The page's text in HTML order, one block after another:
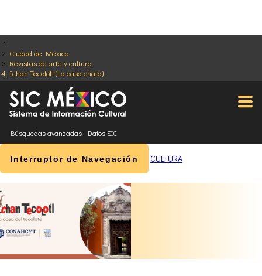
Ciudad de México
Revistas de arte y cultura
Ichan Tecolotl (La casa chata)
Búsquedas avanzadas Datos SIC
Interruptor de Navegación CULTURA